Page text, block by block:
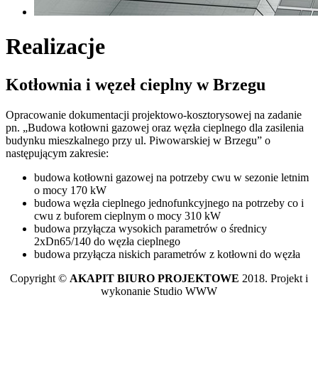
Realizacje
Kotłownia i węzeł cieplny w Brzegu
Opracowanie dokumentacji projektowo-kosztorysowej na zadanie
pn. „Budowa kotłowni gazowej oraz węzła cieplnego dla zasilenia
budynku mieszkalnego przy ul. Piwowarskiej w Brzegu” o
następującym zakresie:
budowa kotłowni gazowej na potrzeby cwu w sezonie letnim
o mocy 170 kW
budowa węzła cieplnego jednofunkcyjnego na potrzeby co i
cwu z buforem cieplnym o mocy 310 kW
budowa przyłącza wysokich parametrów o średnicy
2xDn65/140 do węzła cieplnego
budowa przyłącza niskich parametrów z kotłowni do węzła
Copyright © AKAPIT BIURO PROJEKTOWE 2018. Projekt i
wykonanie Studio WWW